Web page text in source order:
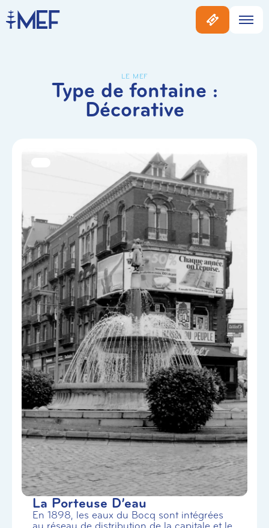
LE MEF
Type de fontaine :
Décorative
La Porteuse D’eau
En 1898, les eaux du Bocq sont intégrées